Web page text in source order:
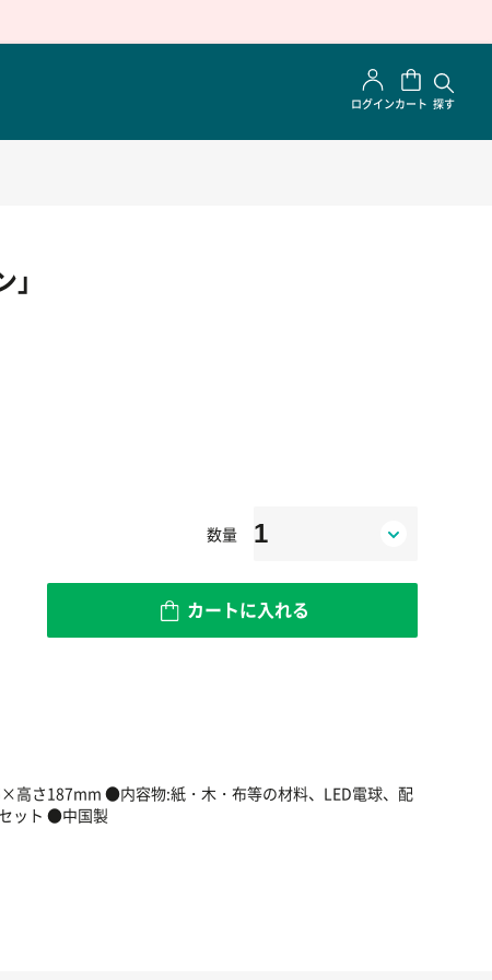
ログインカート 探す
数量
カートに入れる
さ187mm ●内容物:紙・木・布等の材料、LED電球、配
ット ●中国製